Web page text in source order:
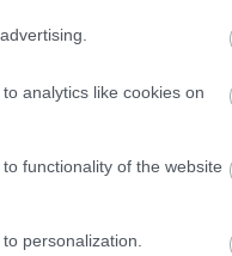
analytics like cookies on
functionality of the website
personalization.
συνέντευξη
Τουρισμού
Trade
τόσο για
του